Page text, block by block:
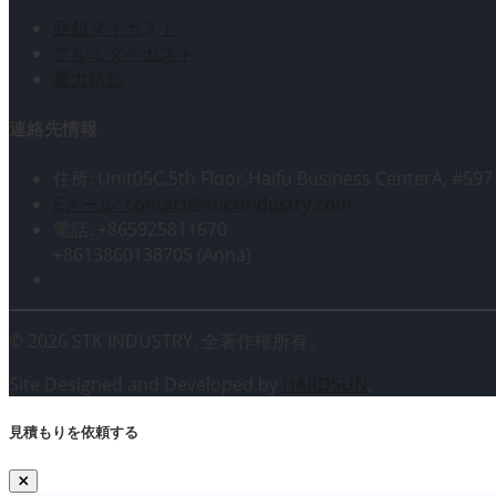
見積もりを依頼する